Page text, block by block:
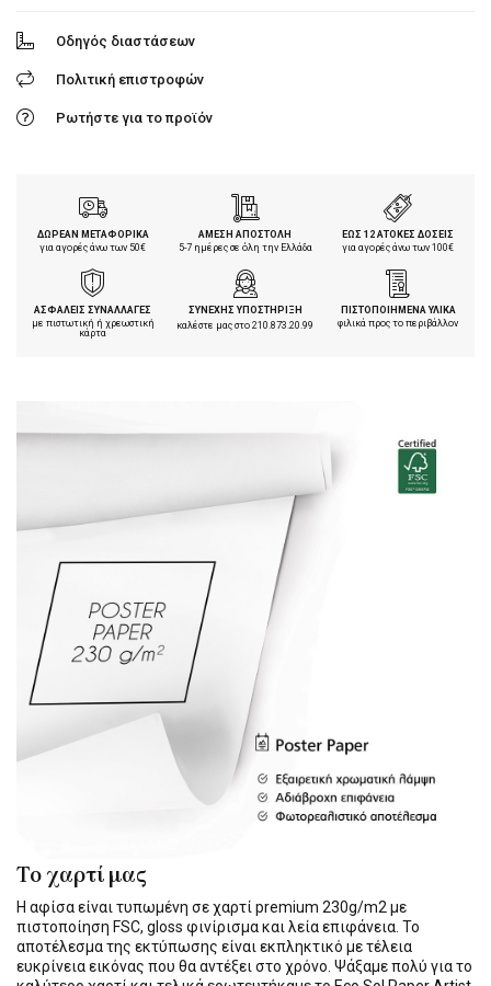
Οδηγός διαστάσεων
Πολιτική επιστροφών
Ρωτήστε για το προϊόν
ΔΩΡΕΑΝ ΜΕΤΑΦΟΡΙΚΑ
για αγορές άνω των 50€
ΑΜΕΣΗ ΑΠΟΣΤΟΛΗ
5-7 ημέρες σε όλη την Ελλάδα
ΕΩΣ 12 ΑΤΟΚΕΣ ΔΟΣΕΙΣ
για αγορές άνω των 100€
ΑΣΦΑΛΕΙΣ ΣΥΝΑΛΛΑΓΕΣ
με πιστωτική ή χρεωστική
κάρτα
ΣΥΝΕΧΗΣ ΥΠΟΣΤΗΡΙΞΗ
καλέστε μας στο210.873.20.99
ΠΙΣΤΟΠΟΙΗΜΕΝΑ ΥΛΙΚΑ
φιλικά προς το περιβάλλον
Το χαρτί μας
Η αφίσα είναι τυπωμένη σε χαρτί premium 230g/m2 με
πιστοποίηση FSC, gloss φινίρισμα και λεία επιφάνεια. Το
αποτέλεσμα της εκτύπωσης είναι εκπληκτικό με τέλεια
ευκρίνεια εικόνας που θα αντέξει στο χρόνο. Ψάξαμε πολύ για το